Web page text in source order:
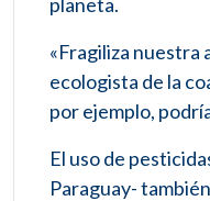
«Fragiliza nuestra
ecologista de la
por ejemplo,
El uso de
Paraguay-